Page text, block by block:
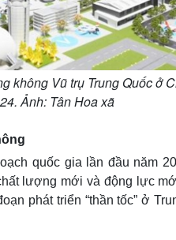
không Vũ trụ Trung Quốc ở
Ảnh: Tân Hoa xã
quốc gia lần đầu năm
lượng mới và động lực
phát triển “thần tốc” ở